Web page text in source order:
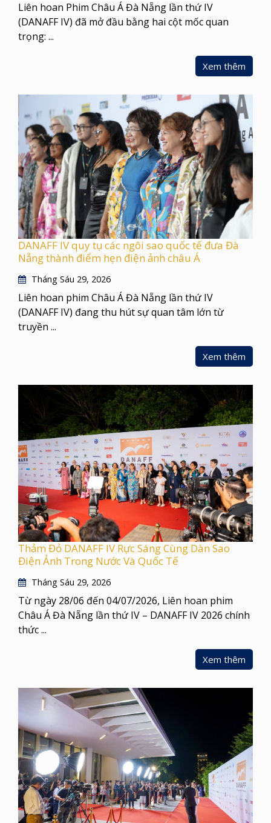
Liên hoan Phim Châu Á Đà Nẵng lần thứ IV
(DANAFF IV) đã mở đầu bằng hai cột mốc quan
trọng: ...
Xem thêm
DANAFF IV quy tụ các ngôi sao quốc tế đưa Đà
Nẵng thành điểm hẹn điện ảnh châu Á
Tháng Sáu 29, 2026
Liên hoan phim Châu Á Đà Nẵng lần thứ IV
(DANAFF IV) đang thu hút sự quan tâm lớn từ
truyền ...
Xem thêm
Thảm Đỏ DANAFF IV Rực Sáng Cùng Dàn Sao
Điện Ảnh Trong Nước Và Quốc Tế
Tháng Sáu 29, 2026
Từ ngày 28/06 đến 04/07/2026, Liên hoan phim
Châu Á Đà Nẵng lần thứ IV – DANAFF IV 2026 chính
thức ...
Xem thêm